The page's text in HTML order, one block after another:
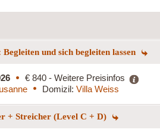
und sich begleiten lassen
€ 840 - Weitere Preisinfos
Domizil: Villa Weiss
+ Streicher (Level C + D)